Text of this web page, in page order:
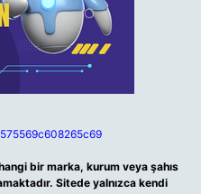
bir marka, kurum veya şahıs
Sitede yalnızca kendi